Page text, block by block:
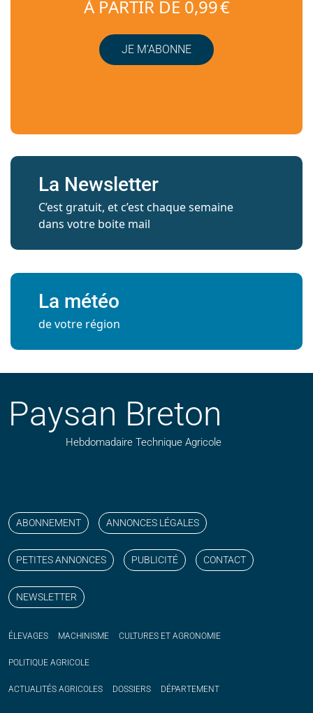
À PARTIR DE 0,99 €
JE M’ABONNE
La Newsletter
C’est gratuit, et c’est chaque semaine
dans votre boite mail
La météo
de votre région
Paysan Breton
Hebdomadaire Technique Agricole
ABONNEMENT ANNONCES LÉGALES
PETITES ANNONCES PUBLICITÉ CONTACT
NEWSLETTER
ÉLEVAGES MACHINISME CULTURES ET AGRONOMIE
POLITIQUE AGRICOLE
ACTUALITÉS AGRICOLES DOSSIERS DÉPARTEMENT